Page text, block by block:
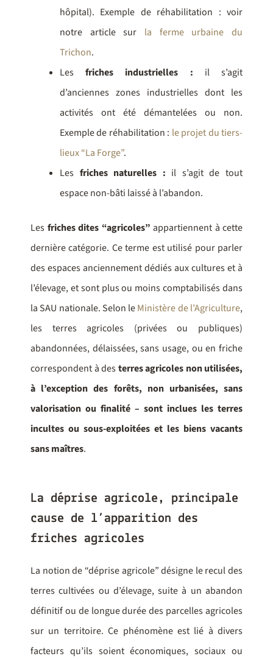
hôpital). Exemple de réhabilitation : voir
notre article sur la ferme urbaine du
Trichon.
Lesfriches industrielles : il s’agit
d’anciennes zones industrielles dont les
activités ont été démantelées ou non.
Exemple de réhabilitation : le projet du tiers-
lieux “La Forge”.
Les friches naturelles : il s’agit de tout
espace non-bâti laissé à l’abandon.
Les friches dites “agricoles” appartiennent à cette
dernière catégorie. Ce terme est utilisé pour parler
des espaces anciennement dédiés aux cultures et à
l’élevage, et sont plus ou moins comptabilisés dans
la SAU nationale. Selon leMinistère de l’Agriculture,
les terres agricoles (privées ou publiques)
abandonnées, délaissées, sans usage, ou en friche
correspondent à desterres agricoles non utilisées,
à l’exception des forêts, non urbanisées, sans
valorisation ou finalité – sont inclues les terres
incultes ou sous-exploitées et les biens vacants
sans maîtres.
La déprise agricole, principale
cause de l’apparition des
friches agricoles
La notion de “déprise agricole” désigne le recul des
terres cultivées ou d’élevage, suite à un abandon
définitif ou de longue durée des parcelles agricoles
sur un territoire. Ce phénomène est lié à divers
facteurs qu’ils soient économiques, sociaux ou